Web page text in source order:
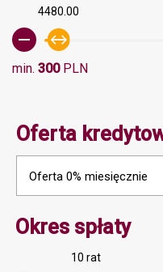
4480.00
min. 300PLN
Oferta
Oferta 0% miesięcznie
Okres spłaty
10 rat